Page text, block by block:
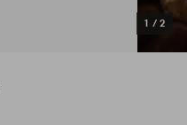
1 / 2